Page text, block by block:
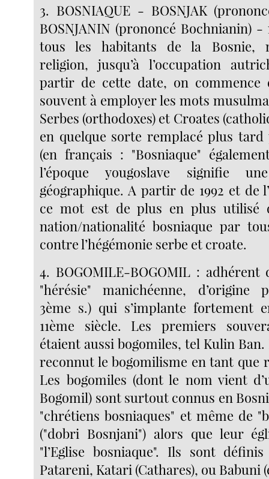
3. BOSNIAQUE - BOSNJAK
BOSNJANIN (prononcé Bochnianin)
tous les habitants de la Bosnie,
religion, jusqu’à l’occupation
partir de cette date, on commence
souvent à employer les mots
Serbes (orthodoxes) et Croates
en quelque sorte remplacé plus tard
(en français : "Bosniaque"
l’époque yougoslave signifie
géographique. A partir de 1992 et de
ce mot est de plus en plus utilisé
nation/nationalité bosniaque par
contre l’hégémonie serbe et croate.
4. BOGOMILE-BOGOMIL : adhérent
"hérésie" manichéenne, d’origine
3ème s.) qui s’implante fortement
11ème siècle. Les premiers
étaient aussi bogomiles, tel Kulin
reconnut le bogomilisme en tant que
Les bogomiles (dont le nom vient
Bogomil) sont surtout connus en
"chrétiens bosniaques" et même de
("dobri Bosnjani") alors que leur
"l’Eglise bosniaque". Ils sont
Patareni, Katari (Cathares), ou Babuni